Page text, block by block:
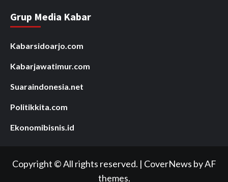
Grup Media Kabar
Kabarsidoarjo.com
Kabarjawatimur.com
Suaraindonesia.net
Politikkita.com
Ekonomibisnis.id
Copyright © All rights reserved. | CoverNews by AF
themes.